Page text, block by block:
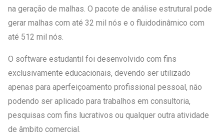
na geração de malhas. O pacote de análise estrutural pode
gerar malhas com até 32 mil nós e o fluidodinâmico com
até 512 mil nós.
O software estudantil foi desenvolvido com fins
exclusivamente educacionais, devendo ser utilizado
apenas para aperfeiçoamento profissional pessoal, não
podendo ser aplicado para trabalhos em consultoria,
pesquisas com fins lucrativos ou qualquer outra atividade
de âmbito comercial.